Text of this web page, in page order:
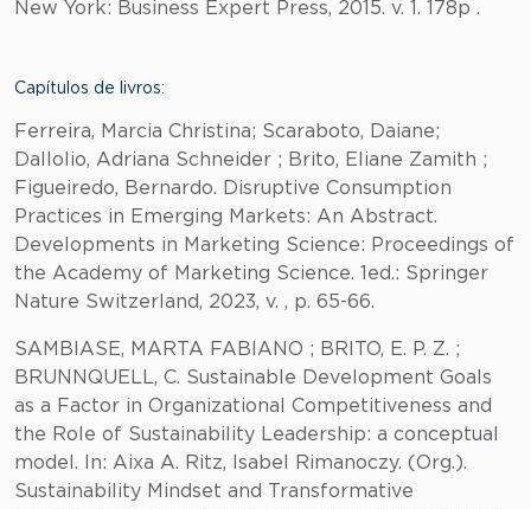
New York: Business Expert Press, 2015. v. 1. 178p .
Capítulos de livros:
Ferreira, Marcia Christina; Scaraboto, Daiane;
Dallolio, Adriana Schneider ; Brito, Eliane Zamith ;
Figueiredo, Bernardo. Disruptive Consumption
Practices in Emerging Markets: An Abstract.
Developments in Marketing Science: Proceedings of
the Academy of Marketing Science. 1ed.: Springer
Nature Switzerland, 2023, v. , p. 65-66.
SAMBIASE, MARTA FABIANO ; BRITO, E. P. Z. ;
BRUNNQUELL, C. Sustainable Development Goals
as a Factor in Organizational Competitiveness and
the Role of Sustainability Leadership: a conceptual
model. In: Aixa A. Ritz, Isabel Rimanoczy. (Org.).
Sustainability Mindset and Transformative